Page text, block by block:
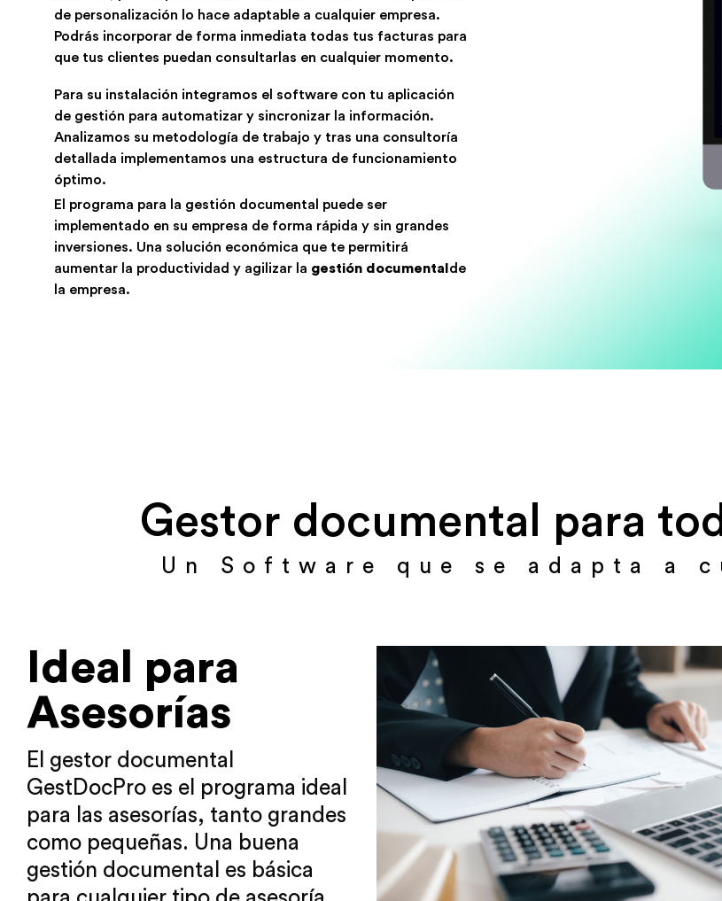
de personalización lo hace adaptable a cualquier empresa.
Podrás incorporar de forma inmediata todas tus facturas para
que tus clientes puedan consultarlas en cualquier momento.
Para su instalación integramos el software con tu aplicación
de gestión para automatizar y sincronizar la información.
Analizamos su metodología de trabajo y tras una consultoría
detallada implementamos una estructura de funcionamiento
óptimo.
El programa para la gestión documental puede ser
implementado en su empresa de forma rápida y sin grandes
inversiones. Una solución económica que te permitirá
aumentar la productividad y agilizar la gestión documental de
la empresa.
Gestor documental para
Un Software que se adapta a
Ideal para
Asesorías
El gestor documental
GestDocPro es el programa ideal
para las asesorías, tanto grandes
como pequeñas. Una buena
gestión documental es básica